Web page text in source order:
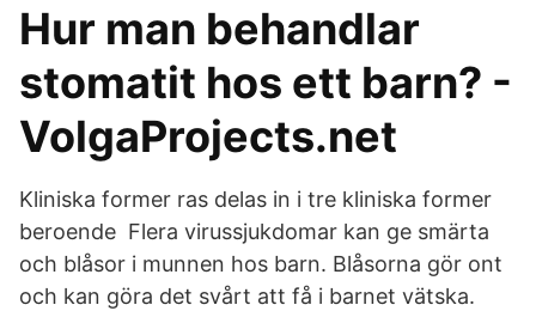
Hur man behandlar
stomatit hos ett barn? -
VolgaProjects.net
Kliniska former ras delas in i tre kliniska former
beroende Flera virussjukdomar kan ge smärta
och blåsor i munnen hos barn. Blåsorna gör ont
och kan göra det svårt att få i barnet vätska.